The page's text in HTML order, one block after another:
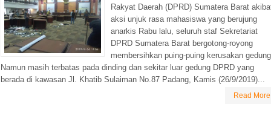
Rakyat Daerah (DPRD) Sumatera Barat
aksi unjuk rasa mahasiswa yang berujung
anarkis Rabu lalu, seluruh staf Sekretariat
DPRD Sumatera Barat bergotong-royong
membersihkan puing-puing kerusakan
Namun masih terbatas pada dinding dan sekitar luar gedung DPRD yang
berada di kawasan Jl. Khatib Sulaiman No.87 Padang, Kamis (26/9/2019)...
Read More